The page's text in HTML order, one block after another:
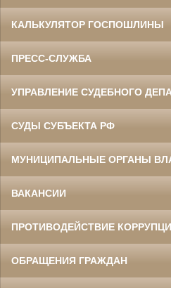
КАЛЬКУЛЯТОР ГОСПОШЛИНЫ
ПРЕСС-СЛУЖБА
УПРАВЛЕНИЕ СУДЕБНОГО
СУДЫ СУБЪЕКТА РФ
МУНИЦИПАЛЬНЫЕ ОРГАНЫ
ВАКАНСИИ
ПРОТИВОДЕЙСТВИЕ
ОБРАЩЕНИЯ ГРАЖДАН